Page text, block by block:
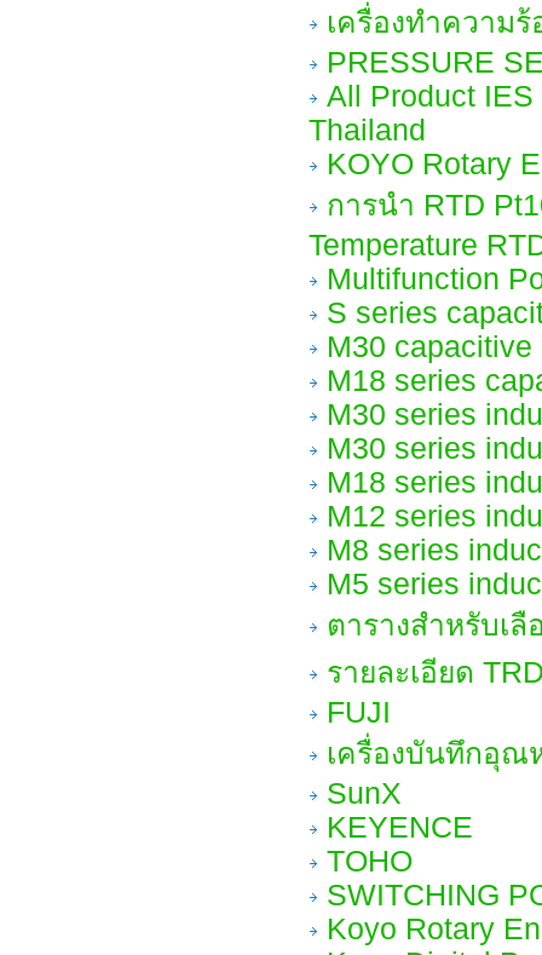
เครื่องทำความร้
PRESSURE
All Product
Thailand
KOYO Rotary
การนำ RTD
Temperature
Multifunction
S series
M30
M18 series
M30 series
M30 series
M18 series
M12 series
M8 series
M5 series
ตารางสำหรับเลื
รายละเอียด
FUJI
เครื่องบันทึกอุณ
SunX
KEYENCE
TOHO
SWITCHING
Koyo Rotary